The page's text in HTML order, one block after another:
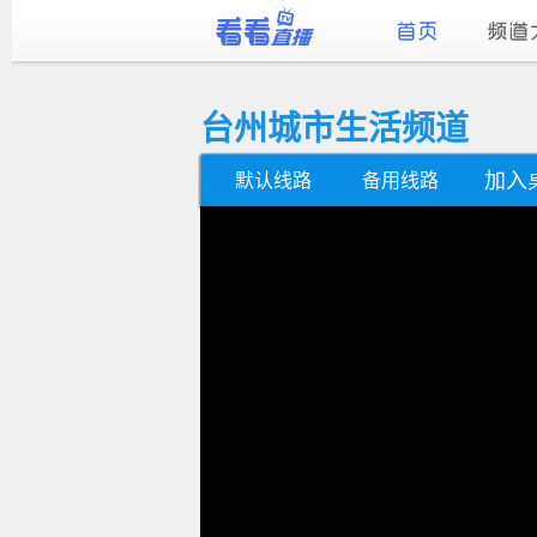
台州城市生活频道
默认线路 备用线路 加入